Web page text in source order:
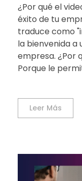
¿Por qué el
éxito de tu
traduce como
la bienvenida a
empresa. ¿Por
Porque le
Leer Más